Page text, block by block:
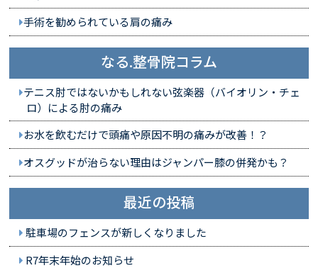
手術を勧められている肩の痛み
なる.整骨院コラム
テニス肘ではないかもしれない弦楽器（バイオリン・チェ
ロ）による肘の痛み
お水を飲むだけで頭痛や原因不明の痛みが改善！？
オスグッドが治らない理由はジャンパー膝の併発かも？
最近の投稿
駐車場のフェンスが新しくなりました
R7年末年始のお知らせ